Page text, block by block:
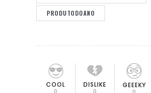
PRODUTODOANO
COOL
0
DISLIKE
0
GEEEKY